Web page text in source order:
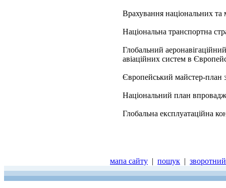
Врахування національних та
Національна транспортна
Глобальний
авіаційних систем в
Європейський майстер-
Національний план
Глобальна експлуатаційна
мапа сайту | пошук |